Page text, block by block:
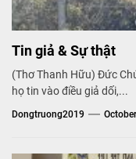
Tin giả & Sự thật
(Thơ Thanh Hữu) Đức
họ tin vào điều giả dối,...
Dongtruong2019